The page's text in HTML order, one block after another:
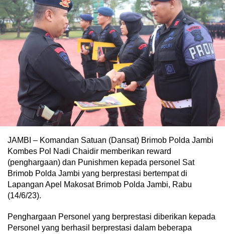
JAMBI – Komandan Satuan (Dansat) Brimob Polda Jambi
Kombes Pol Nadi Chaidir memberikan reward
(penghargaan) dan Punishmen kepada personel Sat
Brimob Polda Jambi yang berprestasi bertempat di
Lapangan Apel Makosat Brimob Polda Jambi, Rabu
(14/6/23).
Penghargaan Personel yang berprestasi diberikan kepada
Personel yang berhasil berprestasi dalam beberapa